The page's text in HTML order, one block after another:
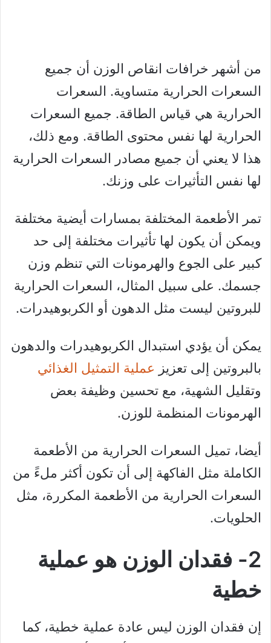
من أشهر خرافات انقاص الوزن أن جميع
السعرات الحرارية متساوية. السعرات
الحرارية هي قياس الطاقة. جميع السعرات
الحرارية لها نفس محتوى الطاقة. ومع ذلك،
هذا لا يعني أن جميع مصادر السعرات الحرارية
لها نفس التأثيرات على وزنك.
تمر الأطعمة المختلفة بمسارات أيضية مختلفة
ويمكن أن يكون لها تأثيرات مختلفة إلى حد
كبير على الجوع والهرمونات التي تنظم وزن
جسمك. على سبيل المثال، السعرات الحرارية
للبروتين ليست مثل الدهون أو الكربوهيدرات.
يمكن أن يؤدي استبدال الكربوهيدرات والدهون
بالبروتين إلى تعزيز عملية التمثيل الغذائي
وتقليل الشهية، مع تحسين وظيفة بعض
الهرمونات المنظمة للوزن.
أيضا، تميل السعرات الحرارية من الأطعمة
الكاملة مثل الفاكهة إلى أن تكون أكثر ملءََ من
السعرات الحرارية من الأطعمة المكررة، مثل
الحلويات.
2- فقدان الوزن هو عملية
خطية
إن فقدان الوزن ليس عادة عملية خطية، كما